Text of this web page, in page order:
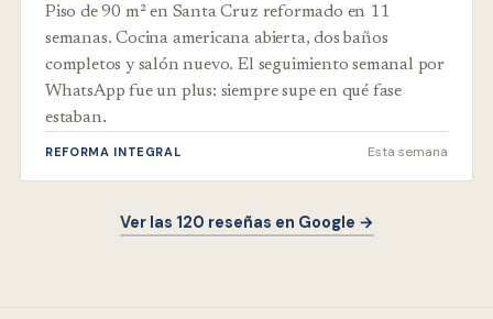
Piso de 90 m² en Santa Cruz reformado en 11
semanas. Cocina americana abierta, dos baños
completos y salón nuevo. El seguimiento semanal por
WhatsApp fue un plus: siempre supe en qué fase
estaban.
REFORMA INTEGRAL Esta semana
Ver las 120 reseñas en Google →